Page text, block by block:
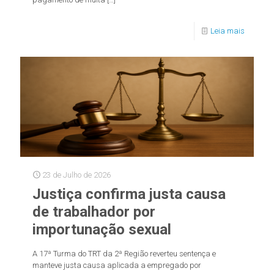
Leia mais
23 de Julho de 2026
Justiça confirma justa causa
de trabalhador por
importunação sexual
A 17ª Turma do TRT da 2ª Região reverteu sentença e
manteve justa causa aplicada a empregado por